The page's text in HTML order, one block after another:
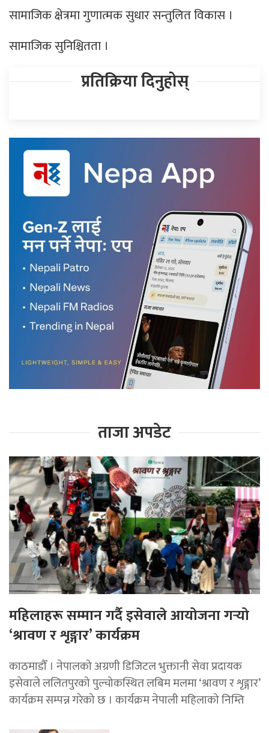
सामाजिक क्षेत्रमा गुणात्मक सुधार सन्तुलित विकास ।
सामाजिक सुनिश्चितता ।
प्रतिक्रिया दिनुहोस्
ताजा अपडेट
महिलाहरू सम्मान गर्दै इसेवाले आयोजना गर्‍यो
‘श्रावण र शृङ्गार’ कार्यक्रम
काठमाडौँ । नेपालको अग्रणी डिजिटल भुक्तानी सेवा प्रदायक
इसेवाले ललितपुरको पुल्चोकस्थित लबिम मलमा ‘श्रावण र शृङ्गार’
कार्यक्रम सम्पन्न गरेको छ । कार्यक्रम नेपाली महिलाको निम्ति